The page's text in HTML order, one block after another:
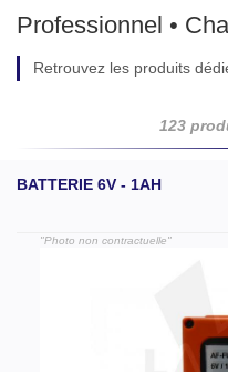
Professionnel •
Retrouvez les produits
123
BATTERIE 6V - 1AH
"Photo non contractuelle"